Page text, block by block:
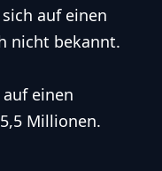
auf einen
nicht bekannt.
einen
Millionen.